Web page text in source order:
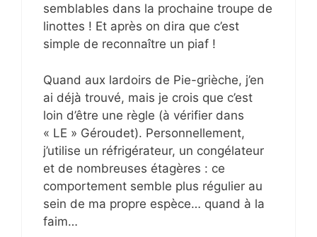
semblables dans la prochaine troupe de
linottes ! Et après on dira que c’est
simple de reconnaître un piaf !
Quand aux lardoirs de Pie-grièche, j’en
ai déjà trouvé, mais je crois que c’est
loin d’être une règle (à vérifier dans
« LE » Géroudet). Personnellement,
j’utilise un réfrigérateur, un congélateur
et de nombreuses étagères : ce
comportement semble plus régulier au
sein de ma propre espèce… quand à la
faim…